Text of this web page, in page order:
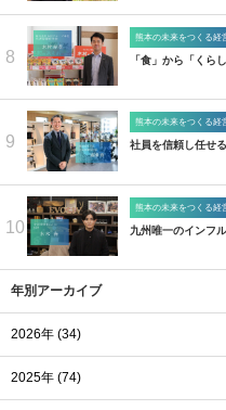
8
熊本の未来をつくる経
「食」から「くら
9
熊本の未来をつくる経
社員を信頼し任せ
10
熊本の未来をつくる経
九州唯一のインフ
年別アーカイブ
2026年 (34)
2025年 (74)